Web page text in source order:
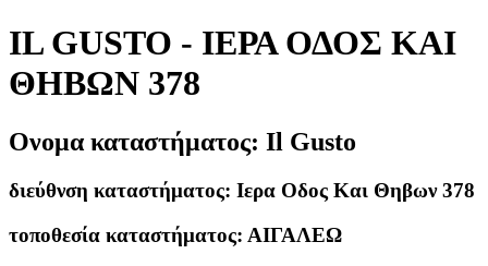
IL GUSTO - ΙΕΡΑ ΟΔΟΣ ΚΑΙ
ΘΗΒΩΝ 378
Ονομα καταστήματος: Il Gusto
διεύθνση καταστήματος: Ιερα Οδος Και Θηβων 378
τοποθεσία καταστήματος: ΑΙΓΑΛΕΩ